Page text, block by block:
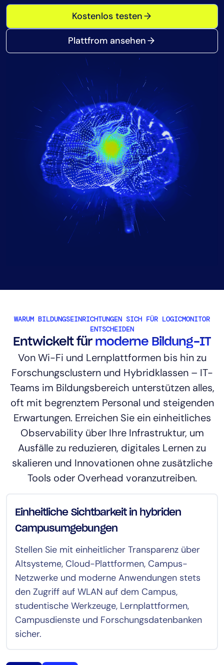
Kostenlos testen
Plattfrom ansehen
WARUM BILDUNGSEINRICHTUNGEN SICH FÜR LOGICMONITOR
ENTSCHEIDEN
Entwickelt für moderne Bildung-IT
Von Wi-Fi und Lernplattformen bis hin zu
Forschungsclustern und Hybridklassen – IT-
Teams im Bildungsbereich unterstützen alles,
oft mit begrenztem Personal und steigenden
Erwartungen. Erreichen Sie ein einheitliches
Observability über Ihre Infrastruktur, um
Ausfälle zu reduzieren, digitales Lernen zu
skalieren und Innovationen ohne zusätzliche
Tools oder Overhead voranzutreiben.
Einheitliche Sichtbarkeit in hybriden
Campusumgebungen
Stellen Sie mit einheitlicher Transparenz über
Altsysteme, Cloud-Plattformen, Campus-
Netzwerke und moderne Anwendungen stets
den Zugriff auf WLAN auf dem Campus,
studentische Werkzeuge, Lernplattformen,
Campusdienste und Forschungsdatenbanken
sicher.
Public Sector
Managed Service Provider (MSP)
CloudOps
AIOps